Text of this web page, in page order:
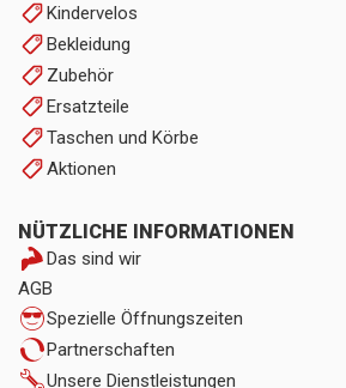
Kindervelos
Bekleidung
Zubehör
Ersatzteile
Taschen und Körbe
Aktionen
NÜTZLICHE INFORMATIONEN
Das sind wir
AGB
Spezielle Öffnungszeiten
Partnerschaften
Unsere Dienstleistungen